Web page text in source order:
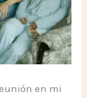
en mi